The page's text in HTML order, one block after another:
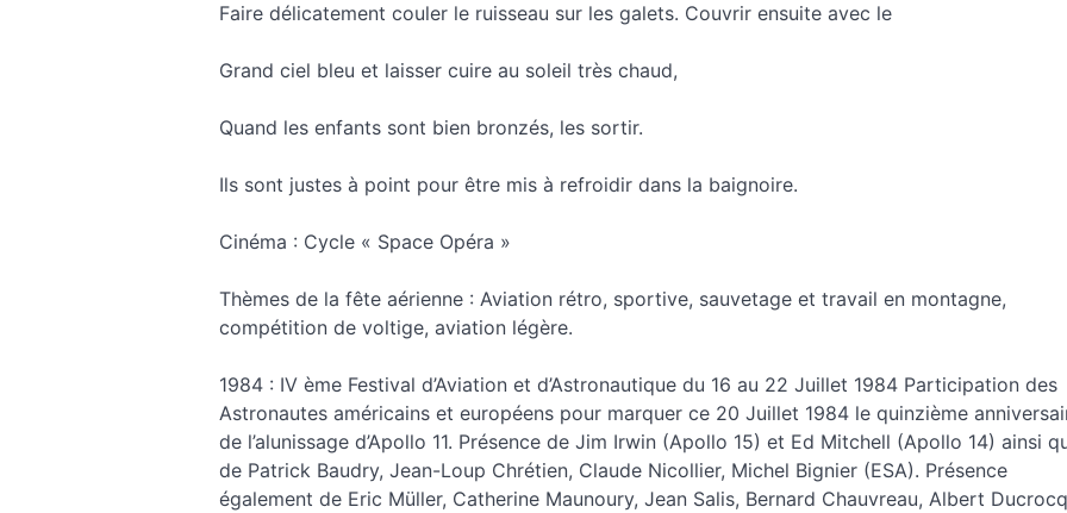
Faire délicatement couler le ruisseau sur les galets. Couvrir ensuite avec le
Grand ciel bleu et laisser cuire au soleil très chaud,
Quand les enfants sont bien bronzés, les sortir.
Ils sont justes à point pour être mis à refroidir dans la baignoire.
Cinéma : Cycle « Space Opéra »
Thèmes de la fête aérienne : Aviation rétro, sportive, sauvetage et travail en montagne,
compétition de voltige, aviation légère.
1984 : IV ème Festival d’Aviation et d’Astronautique du 16 au 22 Juillet 1984 Participation des
Astronautes américains et européens pour marquer ce 20 Juillet 1984 le quinzième
de l’alunissage d’Apollo 11. Présence de Jim Irwin (Apollo 15) et Ed Mitchell (Apollo 14) ainsi
de Patrick Baudry, Jean-Loup Chrétien, Claude Nicollier, Michel Bignier (ESA). Présence
également de Eric Müller, Catherine Maunoury, Jean Salis, Bernard Chauvreau, Albert